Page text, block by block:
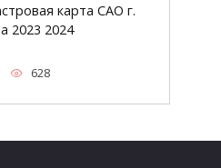
карта САО г.
2023 2024
628